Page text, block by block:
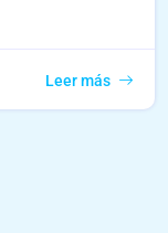
Leer más